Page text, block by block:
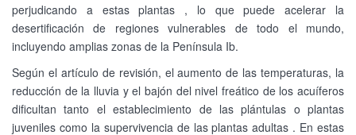
perjudicando a estas plantas , lo que puede acelerar la
desertificación de regiones vulnerables de todo el mundo,
incluyendo amplias zonas de la Península Ib.
Según el artículo de revisión, el aumento de las temperaturas, la
reducción de la lluvia y el bajón del nivel freático de los acuíferos
dificultan tanto el establecimiento de las plántulas o plantas
juveniles como la supervivencia de las plantas adultas . En estas